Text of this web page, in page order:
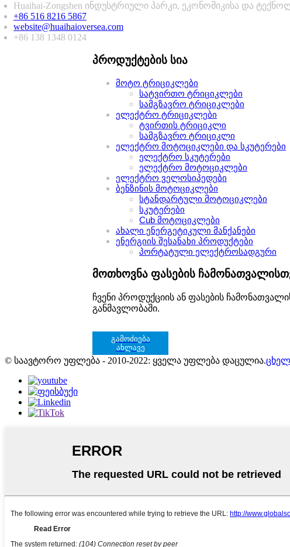
Huaihai-Zongshen ინდუსტრიული პარკი, ეკონომიკისა და
+86 516 8216 5867
website@huaihaioversea.com
+86 138 1348 0124
პროდუქტების სია
მოტო ტრიციკლები
სატვირთო ტრიციკლები
სამგზავრო ტრიციკლები
ელექტრო ტრიციკლები
ტვირთის ტრიციკლი
სამგზავრო ტრიციკლი
ელექტრო მოტოციკლები და სკუტერები
ელექტრო სკუტერები
ელექტრო მოტოციკლები
ელექტრო ველოსიპედები
ბენზინის მოტოციკლები
სტანდარტული მოტოციკლები
სკუტერები
Cub მოტოციკლები
ახალი ენერგეტიკული მანქანები
ენერგიის შესანახი პროდუქტები
პორტატული ელექტროსადგური
მოთხოვნა ფასების
ჩვენი პროდუქციის ან ფასების
განმავლობაში.
გამოძიება
ახლავე
© საავტორო უფლება - 2010-2022: ყველა უფლება დაცულია.